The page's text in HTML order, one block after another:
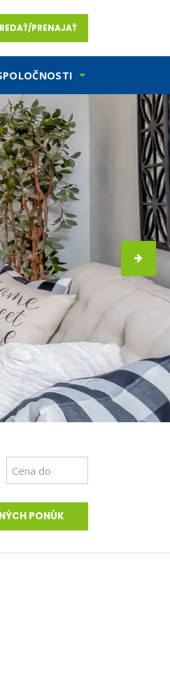
PRENAJAŤ
PONÚK